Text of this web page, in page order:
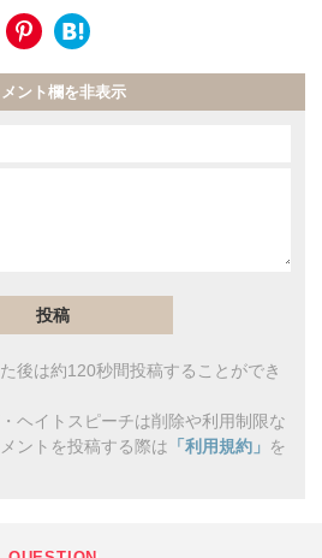
メント欄を非表示
後は約120秒間投稿することができ
ヘイトスピーチは削除や利用制限な
ントを投稿する際は 「利用規約」 を